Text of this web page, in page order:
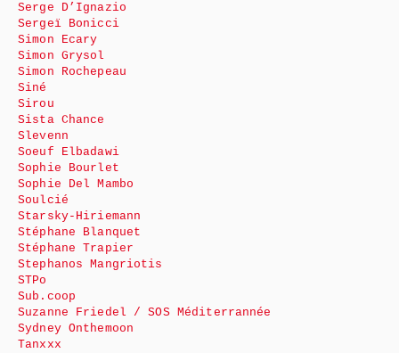
Serge D’Ignazio
Sergeï Bonicci
Simon Ecary
Simon Grysol
Simon Rochepeau
Siné
Sirou
Sista Chance
Slevenn
Soeuf Elbadawi
Sophie Bourlet
Sophie Del Mambo
Soulcié
Starsky-Hiriemann
Stéphane Blanquet
Stéphane Trapier
Stephanos Mangriotis
STPo
Sub.coop
Suzanne Friedel / SOS Méditerrannée
Sydney Onthemoon
Tanxxx